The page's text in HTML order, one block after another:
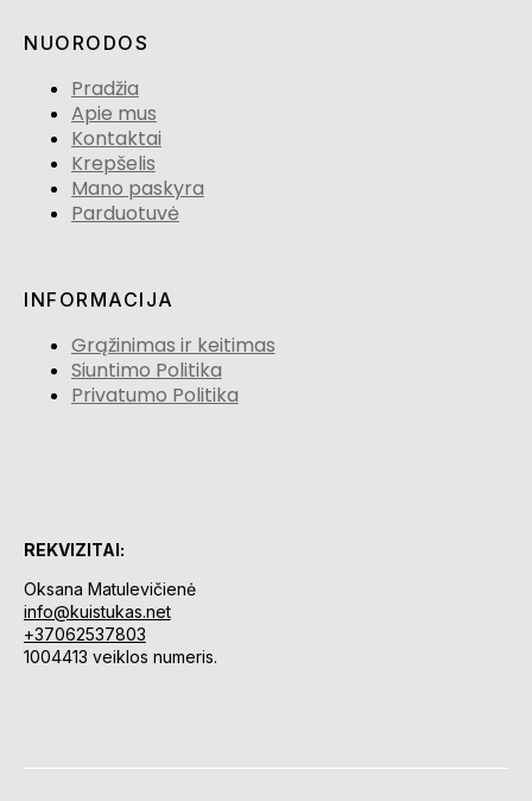
NUORODOS
Pradžia
Apie mus
Kontaktai
Krepšelis
Mano paskyra
Parduotuvė
INFORMACIJA
Grąžinimas ir keitimas
Siuntimo Politika
Privatumo Politika
REKVIZITAI:
Oksana Matulevičienė
info@kuistukas.net
+37062537803
1004413 veiklos numeris.